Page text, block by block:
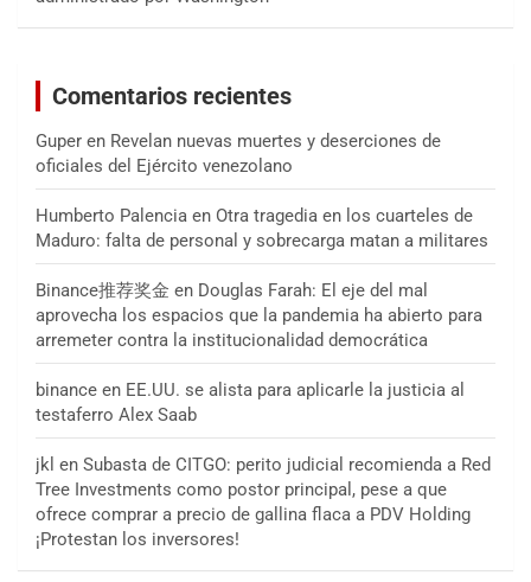
Comentarios recientes
Guper en Revelan nuevas muertes y deserciones de
oficiales del Ejército venezolano
Humberto Palencia en Otra tragedia en los cuarteles de
Maduro: falta de personal y sobrecarga matan a militares
Binance推荐奖金 en Douglas Farah: El eje del mal
aprovecha los espacios que la pandemia ha abierto para
arremeter contra la institucionalidad democrática
binance en EE.UU. se alista para aplicarle la justicia al
testaferro Alex Saab
jkl en Subasta de CITGO: perito judicial recomienda a Red
Tree Investments como postor principal, pese a que
ofrece comprar a precio de gallina flaca a PDV Holding
¡Protestan los inversores!